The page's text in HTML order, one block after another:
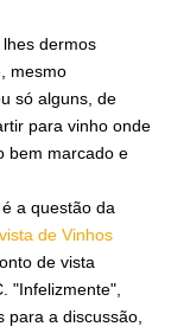
dermos
mesmo
só alguns, de
para vinho onde
bem marcado e
a questão da
de Vinhos
de vista
"Infelizmente",
para a discussão,